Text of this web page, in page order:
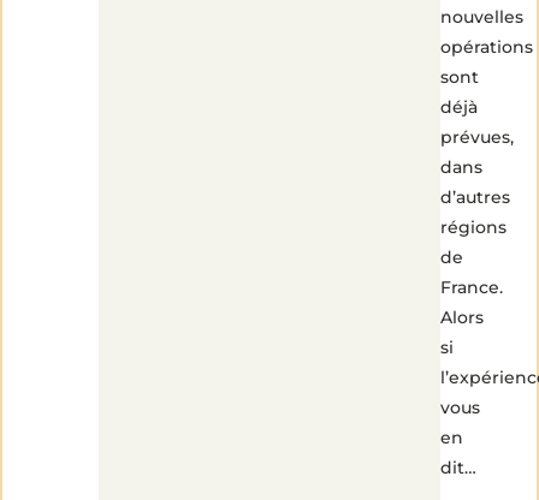
nouvelles
opérations
sont
déjà
prévues,
dans
d’autres
régions
de
France.
Alors
si
vous
en
dit…